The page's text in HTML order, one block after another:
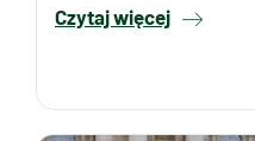
Czytaj więcej